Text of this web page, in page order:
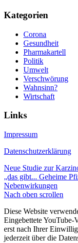
Kategorien
Corona
Gesundheit
Pharmakartell
Politik
Umwelt
Verschwörung
Wahnsinn?
Wirtschaft
Links
Impressum
Datenschutzerklärung
Neue Studie zur
„das gibt... Geheime
Nebenwirkungen
Nach oben scrollen
Diese Website
Eingebettete YouTube-
erst nach Ihrer
jederzeit über die